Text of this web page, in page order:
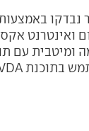
ואינטרנט
ומיטבית עם